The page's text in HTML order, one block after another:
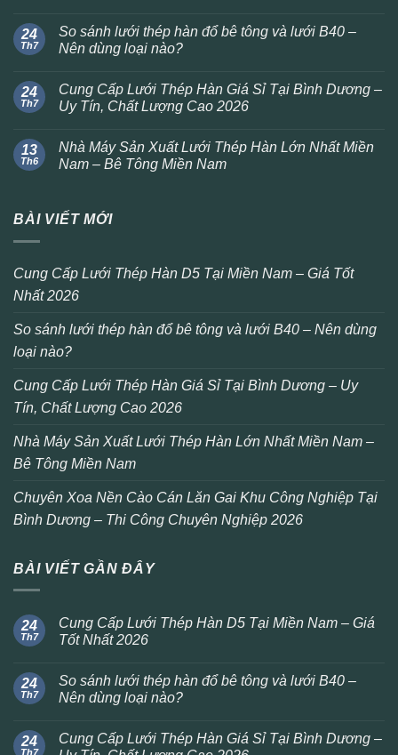
24
Th7
So sánh lưới thép hàn đổ bê tông và lưới B40 –
Nên dùng loại nào?
24
Th7
Cung Cấp Lưới Thép Hàn Giá Sỉ Tại Bình Dương –
Uy Tín, Chất Lượng Cao 2026
13
Th6
Nhà Máy Sản Xuất Lưới Thép Hàn Lớn Nhất Miền
Nam – Bê Tông Miền Nam
BÀI VIẾT MỚI
Cung Cấp Lưới Thép Hàn D5 Tại Miền Nam – Giá Tốt
Nhất 2026
So sánh lưới thép hàn đổ bê tông và lưới B40 – Nên dùng
loại nào?
Cung Cấp Lưới Thép Hàn Giá Sỉ Tại Bình Dương – Uy
Tín, Chất Lượng Cao 2026
Nhà Máy Sản Xuất Lưới Thép Hàn Lớn Nhất Miền Nam –
Bê Tông Miền Nam
Chuyên Xoa Nền Cào Cán Lăn Gai Khu Công Nghiệp Tại
Bình Dương – Thi Công Chuyên Nghiệp 2026
BÀI VIẾT GẦN ĐÂY
24
Th7
Cung Cấp Lưới Thép Hàn D5 Tại Miền Nam – Giá
Tốt Nhất 2026
24
Th7
So sánh lưới thép hàn đổ bê tông và lưới B40 –
Nên dùng loại nào?
24
Th7
Cung Cấp Lưới Thép Hàn Giá Sỉ Tại Bình Dương –